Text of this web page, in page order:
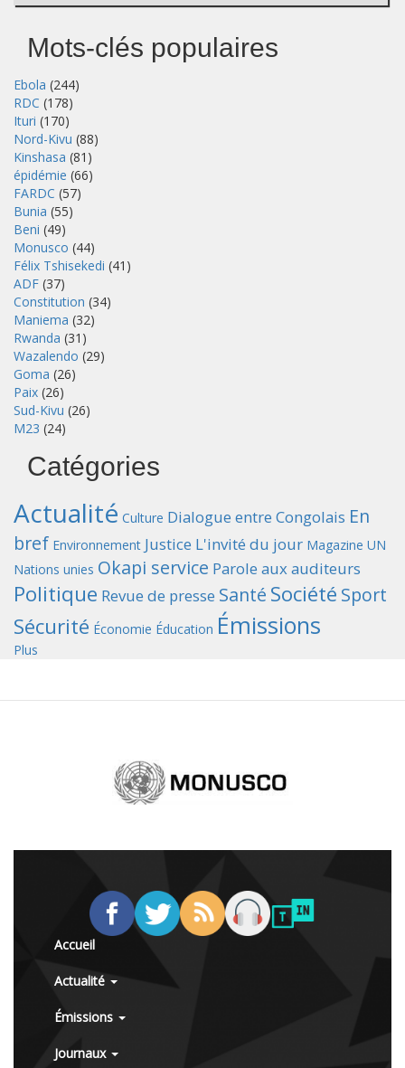
Mots-clés populaires
Ebola (244)
RDC (178)
Ituri (170)
Nord-Kivu (88)
Kinshasa (81)
épidémie (66)
FARDC (57)
Bunia (55)
Beni (49)
Monusco (44)
Félix Tshisekedi (41)
ADF (37)
Constitution (34)
Maniema (32)
Rwanda (31)
Wazalendo (29)
Goma (26)
Paix (26)
Sud-Kivu (26)
M23 (24)
Catégories
Actualité Culture Dialogue entre Congolais En
bref Environnement Justice L'invité du jour Magazine UN
Nations unies Okapi service Parole aux auditeurs
Politique Revue de presse Santé Société Sport
Sécurité Économie Éducation Émissions
Plus
Accueil
Actualité
Émissions
Journaux